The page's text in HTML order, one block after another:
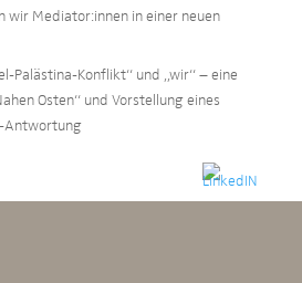
wir Mediator:innen in einer neuen
Palästina-Konflikt“ und „wir“ – eine
Osten“ und Vorstellung eines
Antwortung